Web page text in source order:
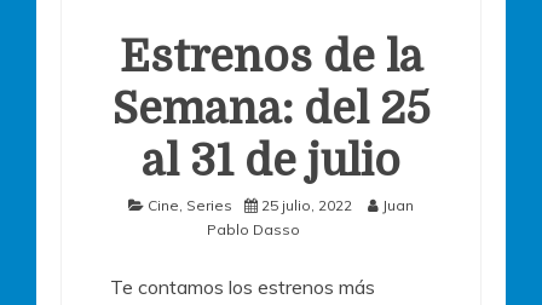
Estrenos de la
Semana: del 25
al 31 de julio
Cine Series 25 julio, 2022
Juan
Pablo Dasso
Te contamos los estrenos más